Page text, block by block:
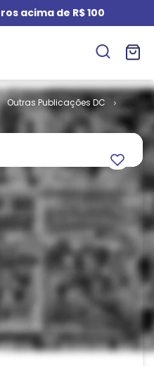
acima de R$ 100
Outras Publicações DC